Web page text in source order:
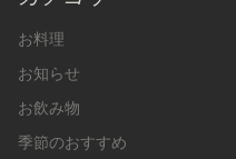
お料理
お知らせ
お飲み物
季節のおすすめ